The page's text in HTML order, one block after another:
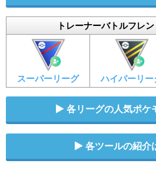
トレーナーバトルフレ
スーパーリーグ ハイパーリー
各リーグの人気ポケ
各ツールの紹介